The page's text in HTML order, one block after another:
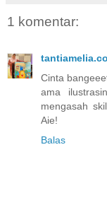
1 komentar:
Cinta
ama
mengasah
Aie!
Balas